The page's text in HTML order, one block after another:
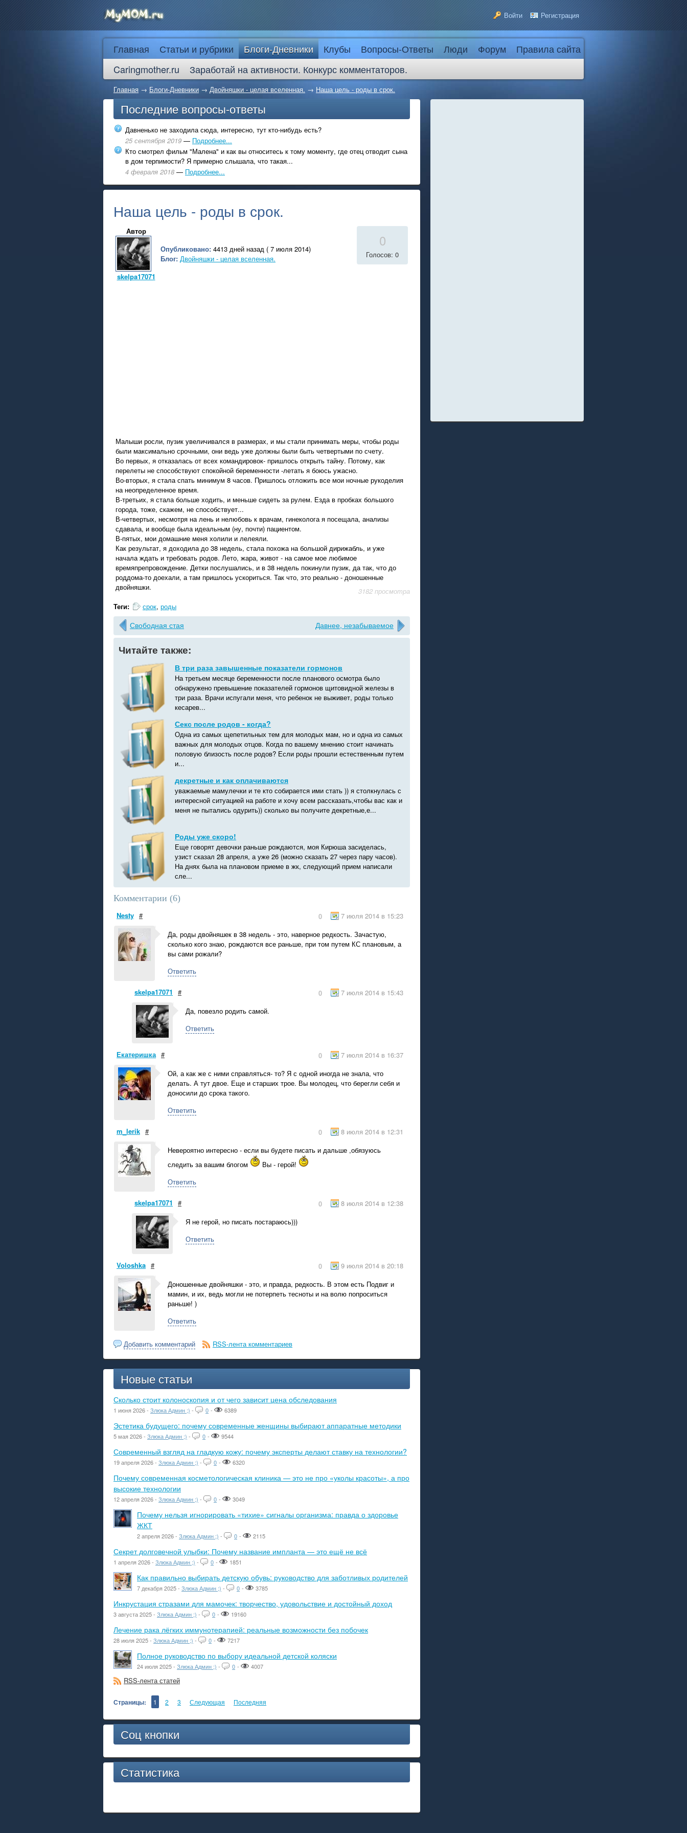
Войти Регистрация
Главная Статьи и рубрики Блоги-Дневники Клубы Вопросы-Ответы Люди Форум
Правила сайта
Caringmother.ru
Заработай на активности. Конкурс комментаторов.
Главная → Блоги-Дневники → Двойняшки - целая вселенная. → Наша цель - роды в срок.
Последние вопросы-ответы
Давненько не заходила сюда, интересно, тут кто-нибудь есть?
25 сентября 2019 — Подробнее...
Кто смотрел фильм "Малена" и как вы относитесь к тому моменту, где отец отводит сына
в дом терпимости? Я примерно слышала, что такая...
4 февраля 2018 — Подробнее...
Наша цель - роды в срок.
Автор
skelpa17071
Опубликовано: 4413 дней назад ( 7 июля 2014)
Блог: Двойняшки - целая вселенная.
0
Голосов: 0
Малыши росли, пузик увеличивался в размерах, и мы стали принимать меры, чтобы роды
были максимально срочными, они ведь уже должны были быть четвертыми по счету.
Во первых, я отказалась от всех командировок- пришлось открыть тайну. Потому, как
перелеты не способствуют спокойной беременности -летать я боюсь ужасно.
Во-вторых, я стала спать минимум 8 часов. Пришлось отложить все мои ночные рукоделия
на неопределенное время.
В-третьих, я стала больше ходить, и меньше сидеть за рулем. Езда в пробках большого
города, тоже, скажем, не способствует...
В-четвертых, несмотря на лень и нелюбовь к врачам, гинеколога я посещала, анализы
сдавала, и вообще была идеальным (ну, почти) пациентом.
В-пятых, мои домашние меня холили и лелеяли.
Как результат, я доходила до 38 недель, стала похожа на большой дирижабль, и уже
начала ждать и требовать родов. Лето, жара, живот - на самое мое любимое
времяпрепровождение. Детки послушались, и в 38 недель покинули пузик, да так, что до
роддома-то доехали, а там пришлось ускориться. Так что, это реально - доношенные
двойняшки.
3182 просмотра
Теги:
срок, роды
Свободная стая Давнее, незабываемое
Читайте также:
В три раза завышенные показатели гормонов
На третьем месяце беременности после планового осмотра было
обнаружено превышение показателей гормонов щитовидной железы в
три раза. Врачи испугали меня, что ребенок не выживет, роды только
кесарев...
Секс после родов - когда?
Одна из самых щепетильных тем для молодых мам, но и одна из самых
важных для молодых отцов. Когда по вашему мнению стоит начинать
половую близость после родов? Если роды прошли естественным путем
и...
декретные и как оплачиваются
уважаемые мамулечки и те кто собирается ими стать )) я столкнулась с
интересной ситуацией на работе и хочу всем рассказать,чтобы вас как и
меня не пытались одурить)) сколько вы получите декретные,е...
Роды уже скоро!
Еще говорят девочки раньше рождаются, моя Кирюша засиделась,
узист сказал 28 апреля, а уже 26 (можно сказать 27 через пару часов).
На днях была на плановом приеме в жк, следующий прием написали
сле...
Комментарии (6)
Nesty # 7 июля 2014 в 15:23
0
Да, роды двойняшек в 38 недель - это, наверное редкость. Зачастую,
сколько кого знаю, рождаются все раньше, при том путем КС плановым, а
вы сами рожали?
Ответить
skelpa17071 # 7 июля 2014 в 15:43
0
Да, повезло родить самой.
Ответить
Екатеришка # 7 июля 2014 в 16:37
0
Ой, а как же с ними справляться- то? Я с одной иногда не знала, что
делать. А тут двое. Еще и старших трое. Вы молодец, что берегли себя и
доносили до срока такого.
Ответить
m_lerik # 8 июля 2014 в 12:31
0
Невероятно интересно - если вы будете писать и дальше ,обязуюсь
следить за вашим блогом
Вы - герой!
Ответить
skelpa17071 # 8 июля 2014 в 12:38
0
Я не герой, но писать постараюсь)))
Ответить
Voloshka # 9 июля 2014 в 20:18
0
Доношенные двойняшки - это, и правда, редкость. В этом есть Подвиг и
мамин, и их, ведь могли не потерпеть тесноты и на волю попроситься
раньше! )
Ответить
Добавить комментарий RSS-лента комментариев
Новые статьи
Сколько стоит колоноскопия и от чего зависит цена обследования
1 июня 2026 - Злюка Админ ;) - 0 - 6389
Эстетика будущего: почему современные женщины выбирают аппаратные методики
5 мая 2026 - Злюка Админ ;) - 0 - 9544
Современный взгляд на гладкую кожу: почему эксперты делают ставку на технологии?
19 апреля 2026 - Злюка Админ ;) - 0 - 6320
Почему современная косметологическая клиника — это не про «уколы красоты», а про
высокие технологии
12 апреля 2026 - Злюка Админ ;) - 0 - 3049
Почему нельзя игнорировать «тихие» сигналы организма: правда о здоровье
ЖКТ
2 апреля 2026 - Злюка Админ ;) - 0 - 2115
Секрет долговечной улыбки: Почему название импланта — это ещё не всё
1 апреля 2026 - Злюка Админ ;) - 0 - 1851
Как правильно выбирать детскую обувь: руководство для заботливых родителей
7 декабря 2025 - Злюка Админ ;) - 0 - 3785
Инкрустация стразами для мамочек: творчество, удовольствие и достойный доход
3 августа 2025 - Злюка Админ ;) - 0 - 19160
Лечение рака лёгких иммунотерапией: реальные возможности без побочек
28 июля 2025 - Злюка Админ ;) - 0 - 7217
Полное руководство по выбору идеальной детской коляски
24 июля 2025 - Злюка Админ ;) - 0 - 4007
RSS-лента статей
Страницы: 1 2 3 Следующая Последняя
Соц кнопки
Статистика